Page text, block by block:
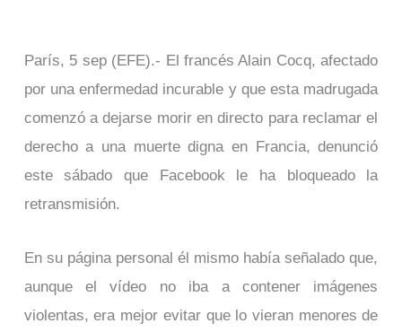
París, 5 sep (EFE).- El francés Alain Cocq, afectado
por una enfermedad incurable y que esta madrugada
comenzó a dejarse morir en directo para reclamar el
derecho a una muerte digna en Francia, denunció
este sábado que Facebook le ha bloqueado la
retransmisión.
En su página personal él mismo había señalado que,
aunque el vídeo no iba a contener imágenes
violentas, era mejor evitar que lo vieran menores de